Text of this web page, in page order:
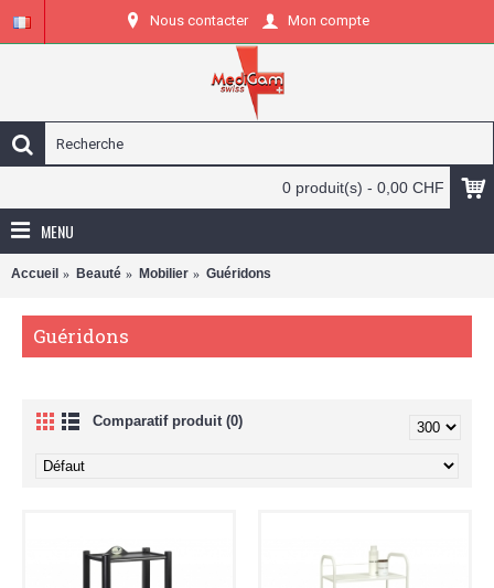
Nous contacter Mon compte
0 produit(s) - 0,00 CHF
MENU
Accueil Beauté Mobilier Guéridons
Guéridons
Comparatif produit (0)